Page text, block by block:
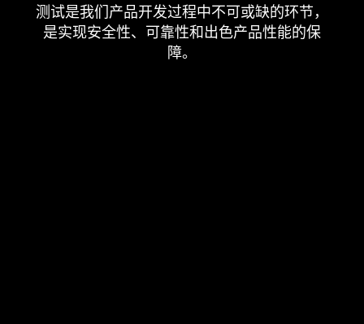
测试是我们产品开发过程中不可或缺的环节，
是实现安全性、可靠性和出色产品性能的保
障。